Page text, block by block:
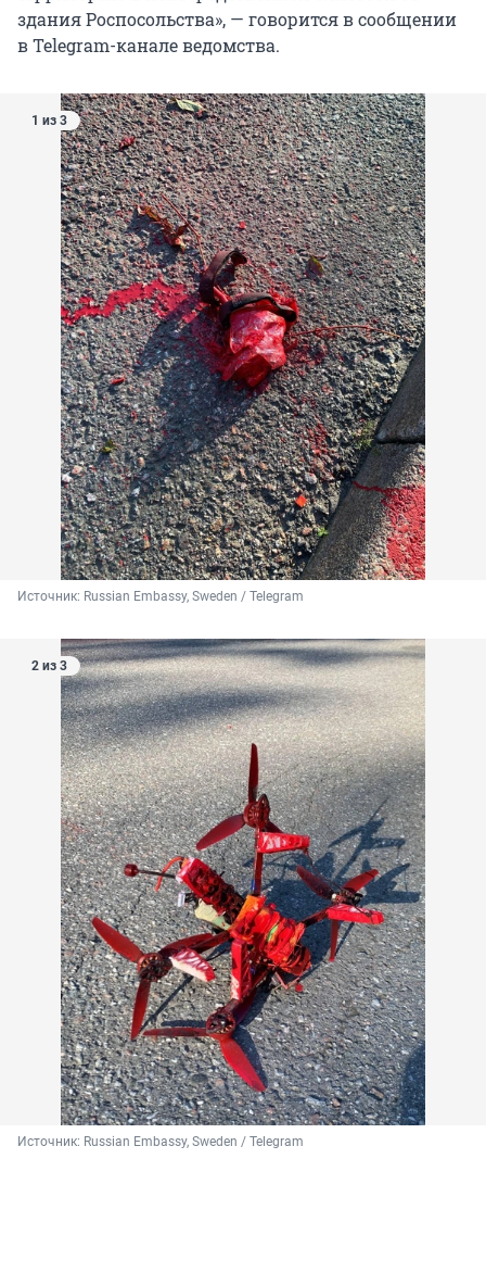
здания Роспосольства», — говорится в сообщении
в Telegram-канале ведомства.
1 из 3
Источник: Russian Embassy, Sweden / Telegram
2 из 3
Источник: Russian Embassy, Sweden / Telegram